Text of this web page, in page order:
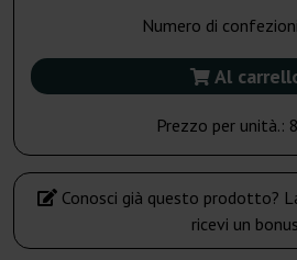
Numero di
Al
Prezzo per unità.:
Conosci già questo prodotto?
ricevi un